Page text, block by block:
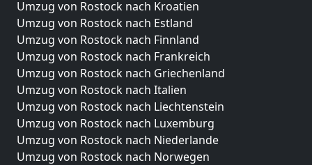
Umzug von Rostock nach Kroatien
Umzug von Rostock nach Estland
Umzug von Rostock nach Finnland
Umzug von Rostock nach Frankreich
Umzug von Rostock nach Griechenland
Umzug von Rostock nach Italien
Umzug von Rostock nach Liechtenstein
Umzug von Rostock nach Luxemburg
Umzug von Rostock nach Niederlande
Umzug von Rostock nach Norwegen